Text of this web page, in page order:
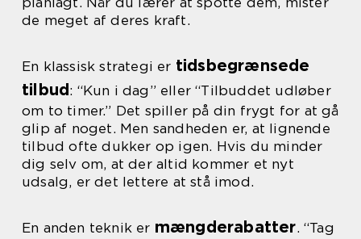
de meget af deres kraft.
En klassisk strategi er tidsbegrænsede
tilbud: “Kun i dag” eller “Tilbuddet udløber
om to timer.” Det spiller på din frygt for at gå
glip af noget. Men sandheden er, at lignende
tilbud ofte dukker op igen. Hvis du minder
dig selv om, at der altid kommer et nyt
udsalg, er det lettere at stå imod.
En anden teknik er mængderabatter. “Tag